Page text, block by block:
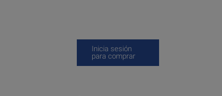
Inicia sesión
para comprar